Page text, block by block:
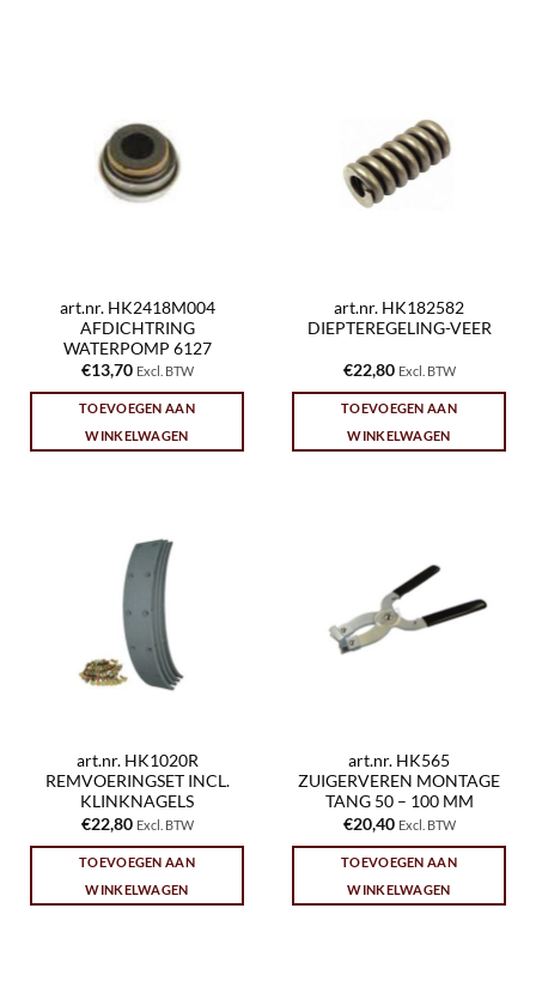
art.nr. HK2418M004
AFDICHTRING
WATERPOMP 6127
€13,70 Excl. BTW
TOEVOEGEN AAN
WINKELWAGEN
art.nr. HK182582
DIEPTEREGELING-VEER
€22,80 Excl. BTW
TOEVOEGEN AAN
WINKELWAGEN
art.nr. HK1020R
REMVOERINGSET INCL.
KLINKNAGELS
€22,80 Excl. BTW
TOEVOEGEN AAN
WINKELWAGEN
art.nr. HK565
ZUIGERVEREN MONTAGE
TANG 50 – 100 MM
€20,40 Excl. BTW
TOEVOEGEN AAN
WINKELWAGEN